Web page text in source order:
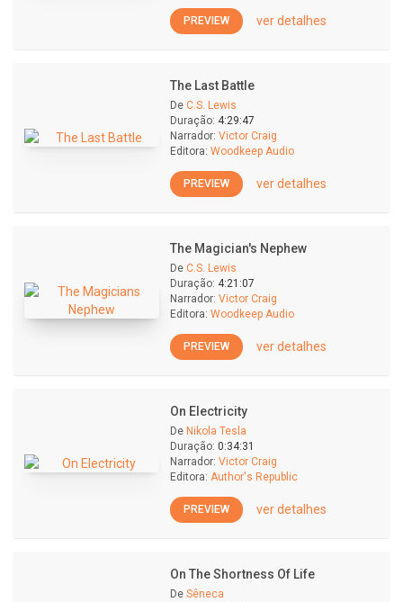
PREVIEW ver detalhes
The Last Battle
De C.S. Lewis
Duração: 4:29:47
Narrador: Victor Craig
Editora: Woodkeep Audio
PREVIEW ver detalhes
The Magician's Nephew
De C.S. Lewis
Duração: 4:21:07
Narrador: Victor Craig
Editora: Woodkeep Audio
PREVIEW ver detalhes
On Electricity
De Nikola Tesla
Duração: 0:34:31
Narrador: Victor Craig
Editora: Author's Republic
PREVIEW ver detalhes
On The Shortness Of Life
De Sêneca